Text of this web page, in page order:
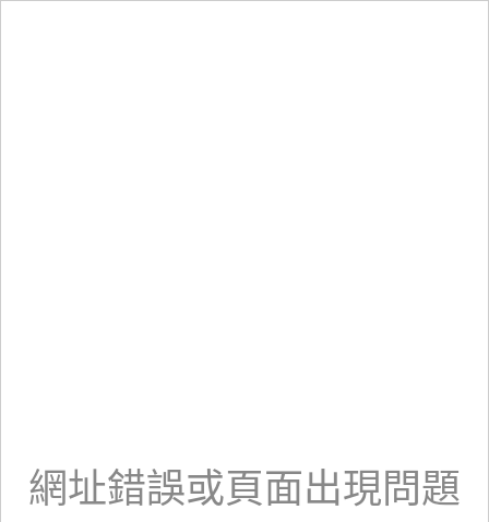
網址錯誤或頁面出現問題